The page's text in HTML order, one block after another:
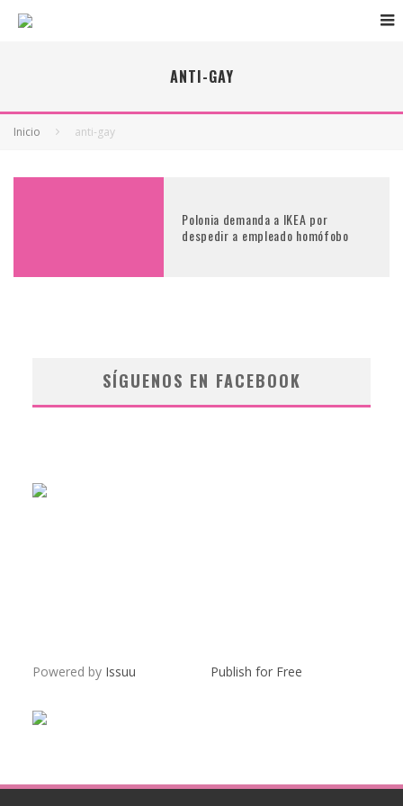
ANTI-GAY
Inicio anti-gay
Polonia demanda a IKEA por
despedir a empleado homófobo
SÍGUENOS EN FACEBOOK
Powered by Issuu Publish for Free